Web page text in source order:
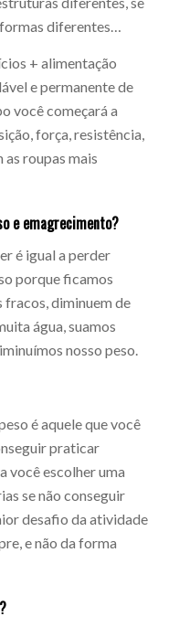
diferentes…
+ alimentação
e permanente de
você começará a
força, resistência,
roupas mais
e emagrecimento?
é igual a perder
porque ficamos
fracos, diminuem de
água, suamos
nosso peso.
é aquele que você
praticar
você escolher uma
se não conseguir
desafio da atividade
e não da forma